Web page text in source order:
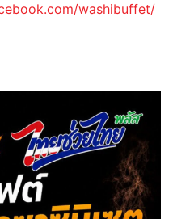
washibuffet/